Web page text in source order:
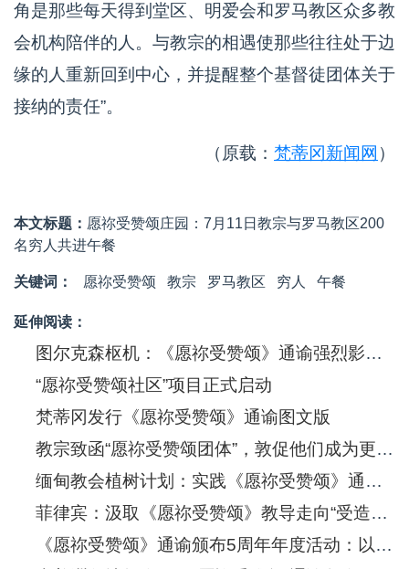
角是那些每天得到堂区、明爱会和罗马教区众多教
会机构陪伴的人。与教宗的相遇使那些往往处于边
缘的人重新回到中心，并提醒整个基督徒团体关于
接纳的责任”。
（原载： 梵蒂冈新闻网 ）
本文标题： 愿祢受赞颂庄园：7月11日教宗与罗马教区200
名穷人共进午餐
关键词： 愿祢受赞颂 教宗 罗马教区 穷人 午餐
延伸阅读：
图尔克森枢机：《愿祢受赞颂》通谕强烈影响一些政府的决策
“愿祢受赞颂社区”项目正式启动
梵蒂冈发行《愿祢受赞颂》通谕图文版
教宗致函“愿祢受赞颂团体”，敦促他们成为更新生活方式的典范
缅甸教会植树计划：实践《愿祢受赞颂》通谕的精神
菲律宾：汲取《愿祢受赞颂》教导走向“受造物之季”
《愿祢受赞颂》通谕颁布5周年年度活动：以更多的力量照顾受造界